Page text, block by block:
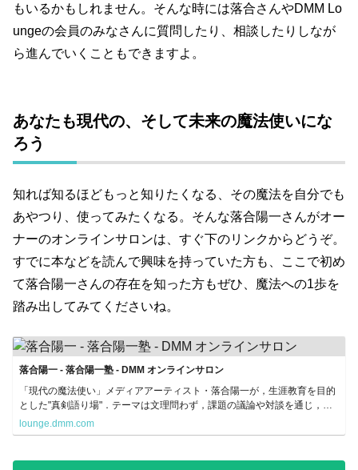
もいるかもしれません。そんな時には落合さんやDMM Lo
ungeの会員のみなさんに質問したり、相談したりしなが
ら進んでいくこともできますよ。
あなたも現代の、そして未来の魔法使いにな
ろう
知れば知るほどもっと知りたくなる、その魔法を自分でも
あやつり、使ってみたくなる。そんな落合陽一さんがオー
ナーのオンラインサロンは、すぐ下のリンクからどうぞ。
すでに本などを読んで興味を持っていた方も、ここで初め
て落合陽一さんの存在を知った方もぜひ、魔法への1歩を
踏み出してみてくださいね。
落合陽一 - 落合陽一塾 - DMM オンラインサロン
「現代の魔法使い」メディアアーティスト・落合陽一が，生涯教育を目的
とした"真剣語り場"．テーマは文理問わず，課題の議論や対談を通じ，世
界を広げ、知的好奇心がくすぐられる体験をしたい方はぜひ．
lounge.dmm.com